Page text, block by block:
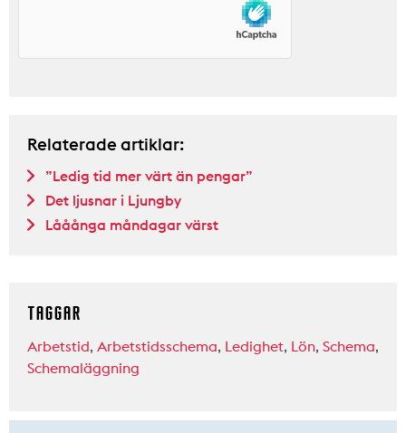
Relaterade artiklar:
”Ledig tid mer värt än pengar”
Det ljusnar i Ljungby
Lååånga måndagar värst
TAGGAR
Arbetstid, Arbetstidsschema, Ledighet, Lön, Schema,
Schemaläggning